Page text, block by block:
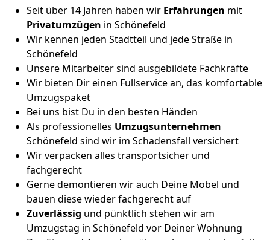
Seit über 14 Jahren haben wir Erfahrungen mit
Privatumzügen in Schönefeld
Wir kennen jeden Stadtteil und jede Straße in
Schönefeld
Unsere Mitarbeiter sind ausgebildete Fachkräfte
Wir bieten Dir einen Fullservice an, das komfortable
Umzugspaket
Bei uns bist Du in den besten Händen
Als professionelles Umzugsunternehmen
Schönefeld sind wir im Schadensfall versichert
Wir verpacken alles transportsicher und
fachgerecht
Gerne demontieren wir auch Deine Möbel und
bauen diese wieder fachgerecht auf
Zuverlässig und pünktlich stehen wir am
Umzugstag in Schönefeld vor Deiner Wohnung